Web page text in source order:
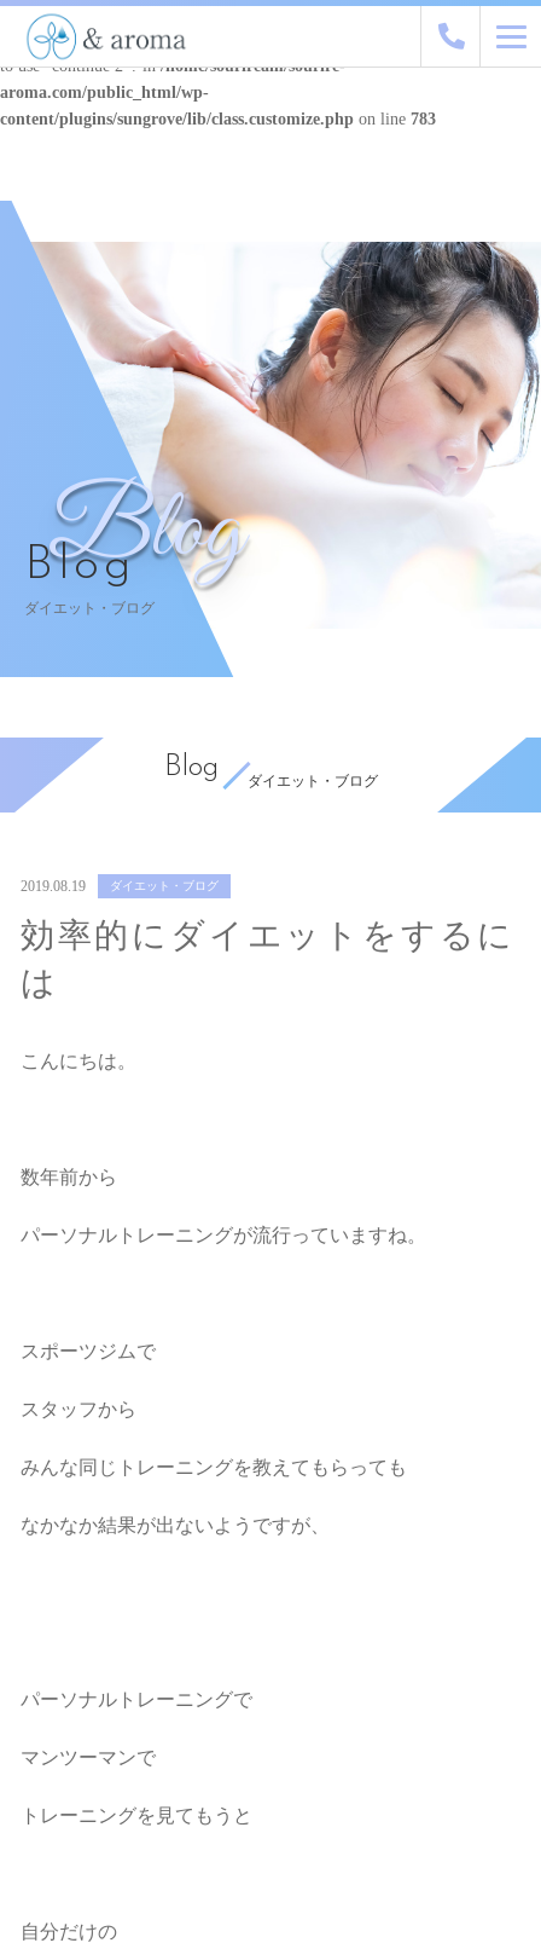
Warning: "continue" targeting switch is equivalent to "break". Did you mean
to use "continue 2"? in/home/souriream/sourire-
aroma.com/public_html/wp-
content/plugins/sungrove/lib/class.customize.php on line 783
Blog
Blog
ダイエット・ブログ
Blog
ダイエット・ブログ
2019.08.19 ダイエット・ブログ
効率的にダイエットをするに
は
こんにちは。
数年前から
パーソナルトレーニングが流行っていますね。
スポーツジムで
スタッフから
みんな同じトレーニングを教えてもらっても
なかなか結果が出ないようですが、
パーソナルトレーニングで
マンツーマンで
トレーニングを見てもうと
自分だけの